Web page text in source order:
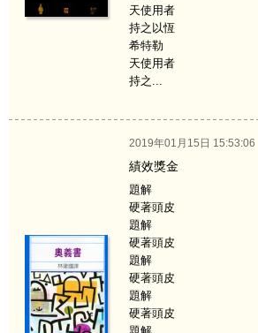
天使用者
持之以恆
希特勒
天使用者
持之...
2019年01月15日 15:53:06
績效獎金
題解
硬著頭皮
題解
硬著頭皮
題解
硬著頭皮
題解
硬著頭皮